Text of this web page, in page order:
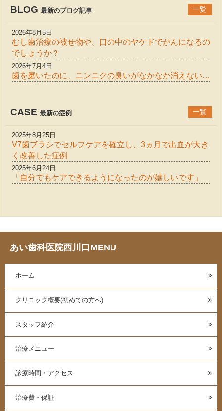
BLOG 最新のブログ記事 一覧
2026年8月5日
むし歯治療の被せ物や、口の中のヤケドでがんになるの
でしょうか？
2026年7月4日
歯を磨いたのに、ニンニクの臭いがなかなか消えない…
CASE 最新の症例 一覧
2025年8月25日
V7歯ブラシでセルフケアを確立し、3ヵ月で出血が大き
く改善した症例
2025年6月24日
「自分でもケアできるようになったのが嬉しいです」
あい歯科医院西川口MENU
ホーム
クリニック概要(初めての方へ)
スタッフ紹介
治療メニュー
診療時間・アクセス
治療費・保証